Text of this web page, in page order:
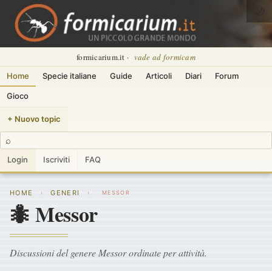
formicarium.it · vade ad formicam
Home Specie italiane Guide Articoli Diari Forum
Gioco
+ Nuovo topic
⌕
Login Iscriviti FAQ
🌙
HOME › GENERI › MESSOR
🐜 Messor
Discussioni del genere Messor ordinate per attività.